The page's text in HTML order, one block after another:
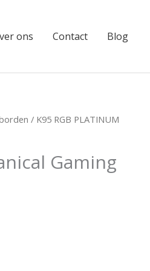
ons Contact Blog
/ K95 RGB PLATINUM
Gaming